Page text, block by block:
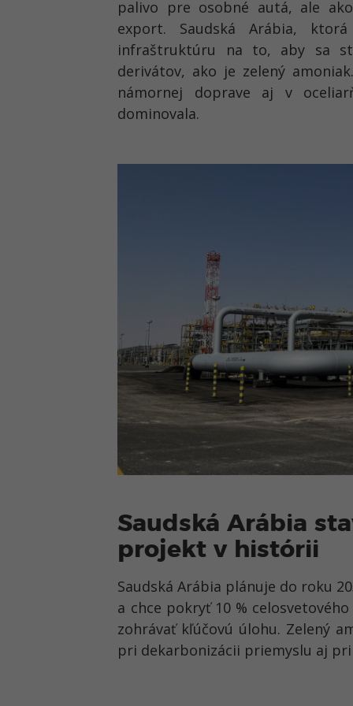
palivo pre osobné autá, ale
export. Saudská Arábia,
infraštruktúru na to, aby sa
derivátov, ako je zelený
námornej doprave aj v
dominovala.
Saudská Arábia
projekt v histórii
Saudská Arábia plánuje do roku
a chce pokryť 10 %
zohrávať kľúčovú úlohu. Zelený
pri dekarbonizácii priemyslu aj